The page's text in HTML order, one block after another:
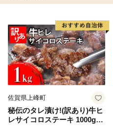
佐賀県上峰町
秘伝のタレ漬け!(訳あり)牛ヒ
レサイコロステーキ 1000g